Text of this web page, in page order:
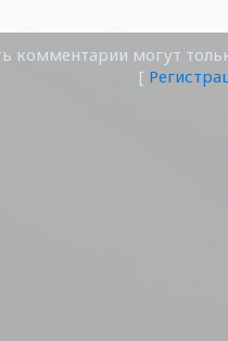
комментарии могут
[